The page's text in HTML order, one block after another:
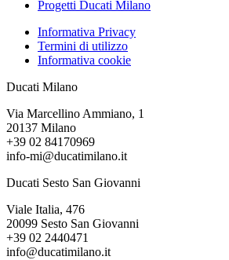
Progetti Ducati Milano
Informativa Privacy
Termini di utilizzo
Informativa cookie
Ducati Milano
Via Marcellino Ammiano, 1
20137 Milano
+39 02 84170969
info-mi@ducatimilano.it
Ducati Sesto San Giovanni
Viale Italia, 476
20099 Sesto San Giovanni
+39 02 2440471
info@ducatimilano.it